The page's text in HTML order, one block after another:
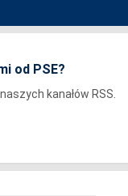
od PSE?
kanałów RSS.